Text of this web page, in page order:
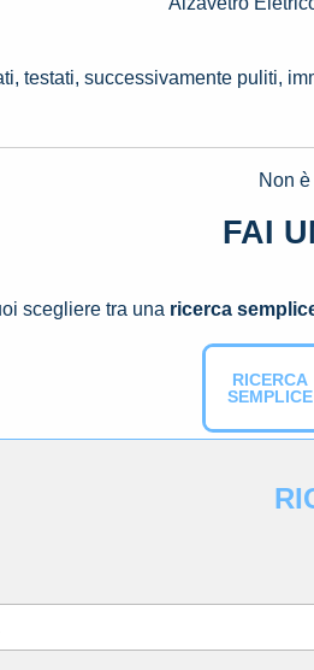
testati, successivamente puliti,
Non
FAI
scegliere tra una ricerca
RICERCA
SEMPLICE